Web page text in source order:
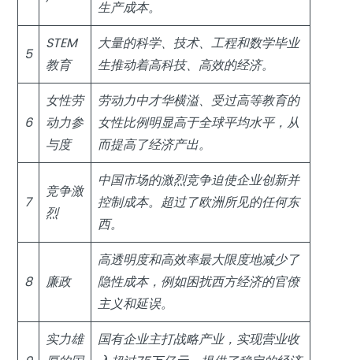
生产成本。
5
STEM
教育
大量的科学、技术、工程和数学毕业
生推动着高科技、高效的经济。
6
女性劳
动力参
与度
劳动力中才华横溢、受过高等教育的
女性比例明显高于全球平均水平，从
而提高了经济产出。
7
竞争激
烈
中国市场的激烈竞争迫使企业创新并
控制成本。超过了欧洲所见的任何东
西。
8 廉政
高透明度和高效率最大限度地减少了
隐性成本，例如困扰西方经济的官僚
主义和延误。
实力雄
国有企业主打战略产业，实现营业收